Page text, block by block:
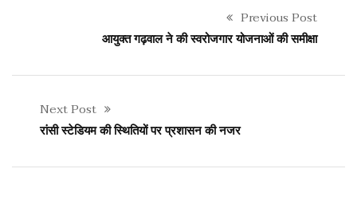
Previous Post
आयुक्त गढ़वाल ने की स्वरोजगार योजनाओं की समीक्षा
Next Post
रांसी स्टेडियम की स्थितियों पर प्रशासन की नजर